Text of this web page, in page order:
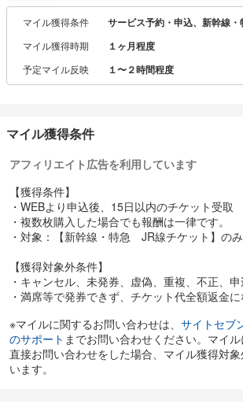
最短で乗車日の2日前までお申し込みいただけ
お手元にチケットがあれば旅行当日も安心♪
煩わしい、ややこしい列車の予約はNAVITIME
マイル獲得条件 サービス予約・申込、新幹線
マイル獲得時期 １ヶ月程度
予定マイル反映 １〜２時間程度
マイル獲得条件
アフィリエイト広告を利用しています
【獲得条件】
・WEBより申込後、15日以内のチケット受取
・複数枚購入した場合でも報酬は一律です。
・対象：【新幹線・特急 JR線チケット】のみ
【獲得対象外条件】
・キャンセル、未発券、虚偽、重複、不正、
・満席等で発券できず、チケット代全額返金
※マイルに関するお問い合わせは、 サイトセブ
のサポート までお問い合わせください。マイ
直接お問い合わせをした場合、マイル獲得対
います。